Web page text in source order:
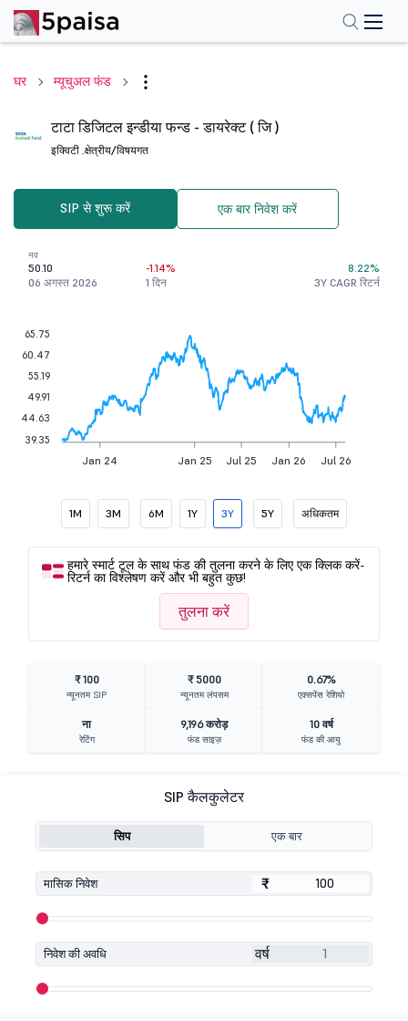
घर म्यूचुअल फंड
टाटा डिजिटल इन्डीया फन्ड - डायरेक्ट ( जि )
इक्विटी .क्षेत्रीय/विषयगत
SIP से शुरू करें एक बार निवेश करें
नव
50.10
06 अगस्त 2026
-1.14%
1 दिन
8.22%
3Y CAGR रिटर्न
Jan 24 Jan 25 Jul 25 Jan 26 Jul 26
65.75
60.47
55.19
49.91
44.63
39.35
1M 3M 6M 1Y 3Y 5Y अधिकतम
हमारे स्मार्ट टूल के साथ फंड की तुलना करने के लिए एक क्लिक करें-
रिटर्न का विश्लेषण करें और भी बहुत कुछ!
तुलना करें
₹ 100
न्यूनतम SIP
₹ 5000
न्यूनतम लंपसम
0.67%
एक्सपेंस रेशियो
ना
रेटिंग
9,196 करोड़
फंड साइज़
10 वर्ष
फंड की आयु
SIP कैलकुलेटर
सिप एक बार
मासिक निवेश ₹
₹
निवेश की अवधि वर्ष